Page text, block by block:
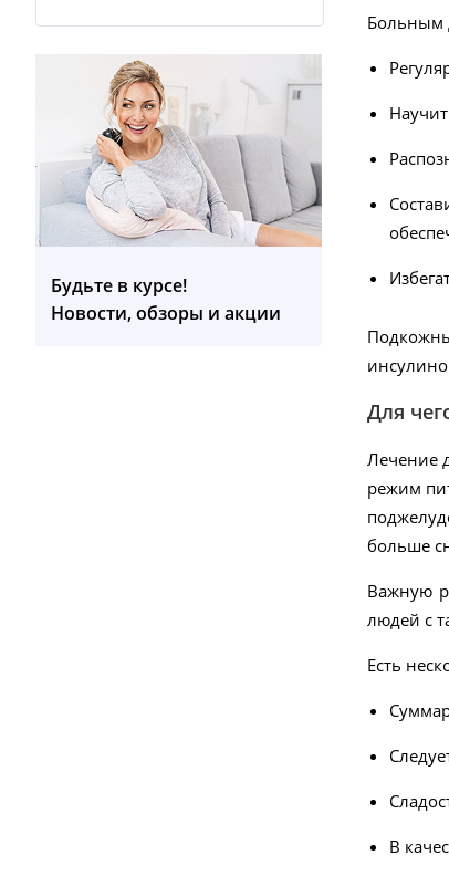
88.80руб.
AS 81 Фитнес-браслет (Голубой)
Будьте в курсе!
Новости, обзоры и акции
Больным
Для
Лечение
режим
больше
Важную
людей с
Есть
В